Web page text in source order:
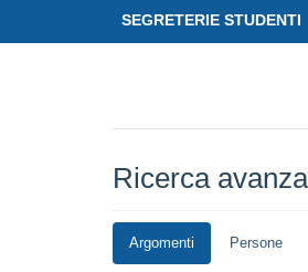
SEGRETERIE STUDENTI
Ricerca
Argomenti Persone